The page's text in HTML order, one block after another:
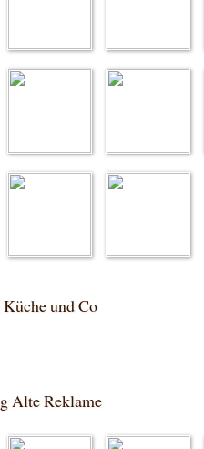
und Co
Alte Reklame